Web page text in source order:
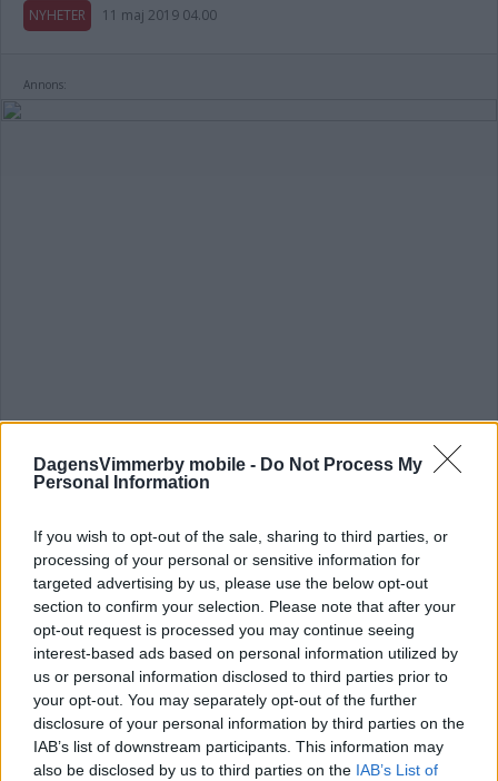
DagensVimmerby mobile - Do Not Process My
Personal Information
If you wish to opt-out of the sale, sharing to third parties, or
processing of your personal or sensitive information for
targeted advertising by us, please use the below opt-out
section to confirm your selection. Please note that after your
opt-out request is processed you may continue seeing
interest-based ads based on personal information utilized by
us or personal information disclosed to third parties prior to
your opt-out. You may separately opt-out of the further
disclosure of your personal information by third parties on the
IAB’s list of downstream participants. This information may
also be disclosed by us to third parties on the IAB’s List of
NYHETER 11 maj 2019 04.00
Annons:
Dotterns mjälte var sprucken –
ambulansen tog inte med henne:
"Kunde ha förlorat henne"
NYHETER 11 maj 2019 04.00